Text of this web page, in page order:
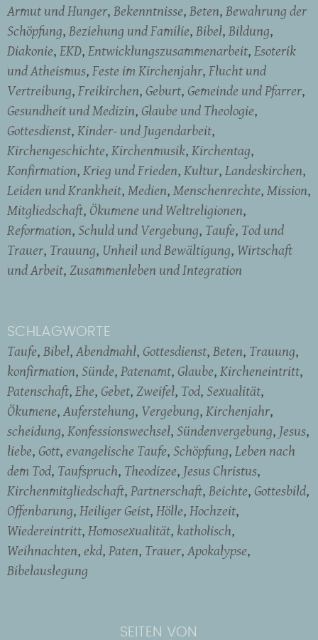
Armut und Hunger Bekenntnisse Beten Bewahrung der
Schöpfung Beziehung und Familie Bibel Bildung
Diakonie EKD Entwicklungszusammenarbeit Esoterik
und Atheismus Feste im Kirchenjahr Flucht und
Vertreibung Freikirchen Geburt Gemeinde und Pfarrer
Gesundheit und Medizin Glaube und Theologie
Gottesdienst Kinder- und Jugendarbeit
Kirchengeschichte Kirchenmusik Kirchentag
Konfirmation Krieg und Frieden Kultur Landeskirchen
Leiden und Krankheit Medien Menschenrechte Mission
Mitgliedschaft Ökumene und Weltreligionen
Reformation Schuld und Vergebung Taufe Tod und
Trauer Trauung Unheil und Bewältigung Wirtschaft
und Arbeit Zusammenleben und Integration
SCHLAGWORTE
Taufe Bibel Abendmahl Gottesdienst Beten Trauung
konfirmation Sünde Patenamt Glaube Kircheneintritt
Patenschaft Ehe Gebet Zweifel Tod Sexualität
Ökumene Auferstehung Vergebung Kirchenjahr
scheidung Konfessionswechsel Sündenvergebung Jesus
liebe Gott evangelische Taufe Schöpfung Leben nach
dem Tod Taufspruch Theodizee Jesus Christus
Kirchenmitgliedschaft Partnerschaft Beichte Gottesbild
Offenbarung Heiliger Geist Hölle Hochzeit
Wiedereintritt Homosexualität katholisch
Weihnachten ekd Paten Trauer Apokalypse
Bibelauslegung
SEITEN VON